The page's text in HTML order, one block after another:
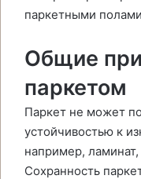
паркетными
Общие
паркетом
Паркет не может
устойчивостью к
например,
Сохранность